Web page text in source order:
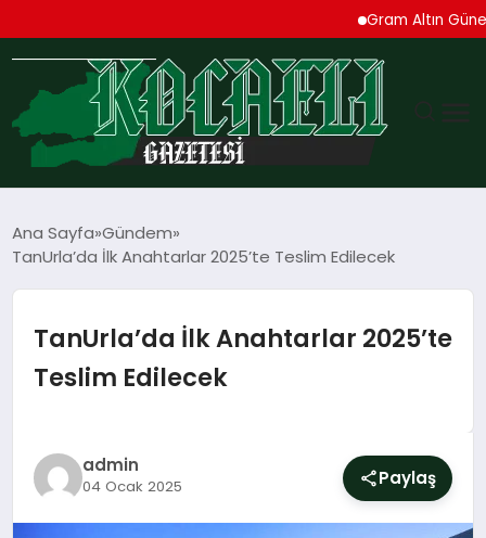
Gram Altın Güne
EKONOMI
SPOR
SIYASET
Ana Sayfa Gündem
TanUrla’da İlk Anahtarlar 2025’te Teslim Edilecek
TanUrla’da İlk Anahtarlar 2025’te
Teslim Edilecek
admin
04 Ocak 2025 Paylaş